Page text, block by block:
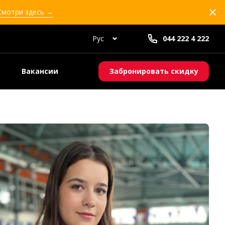
здесь →
Рус 044 222 4 222
Вакансии Забронировать скидку